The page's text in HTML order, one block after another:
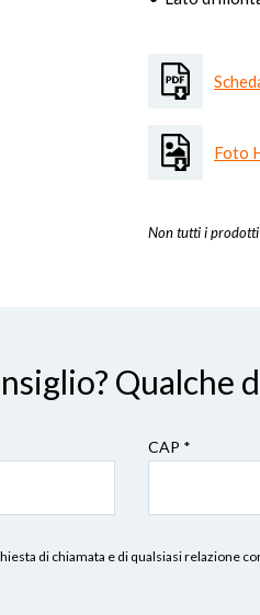
Foto
Non tutti i
Qualche
CAP *
di chiamata e di qualsiasi relazione